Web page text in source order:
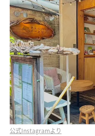
公式Instagramより